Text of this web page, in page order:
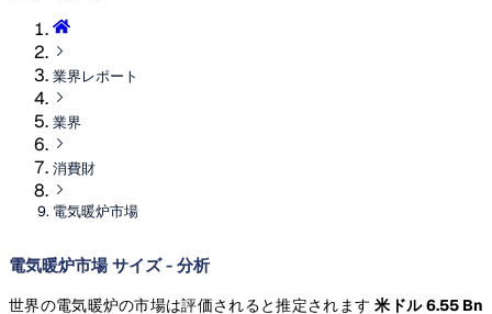
業界レポート
業界
消費財
電気暖炉市場
電気暖炉市場 サイズ - 分析
世界の電気暖炉の市場は評価されると推定されます米ドル 6.55 Bn